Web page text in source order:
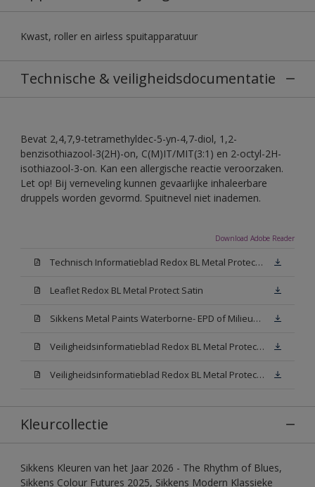
Kwast, roller en airless spuitapparatuur
Technische & veiligheidsdocumentatie
Bevat 2,4,7,9-tetramethyldec-5-yn-4,7-diol, 1,2-
benzisothiazool-3(2H)-on, C(M)IT/MIT(3:1) en 2-octyl-2H-
isothiazool-3-on. Kan een allergische reactie veroorzaken.
Let op! Bij verneveling kunnen gevaarlijke inhaleerbare
druppels worden gevormd. Spuitnevel niet inademen.
Download Adobe Reader
Technisch Informatieblad Redox BL Metal Protect (PDF)
Leaflet Redox BL Metal Protect Satin
Sikkens Metal Paints Waterborne- EPD of Milieuproductverklaring
Veiligheidsinformatieblad Redox BL Metal Protect Satin N00 (MSDS)
Veiligheidsinformatieblad Redox BL Metal Protect Satin White W05 (MSDS)
Kleurcollectie
Sikkens Kleuren van het Jaar 2026 - The Rhythm of Blues,
Sikkens Colour Futures 2025, Sikkens Modern Klassieke